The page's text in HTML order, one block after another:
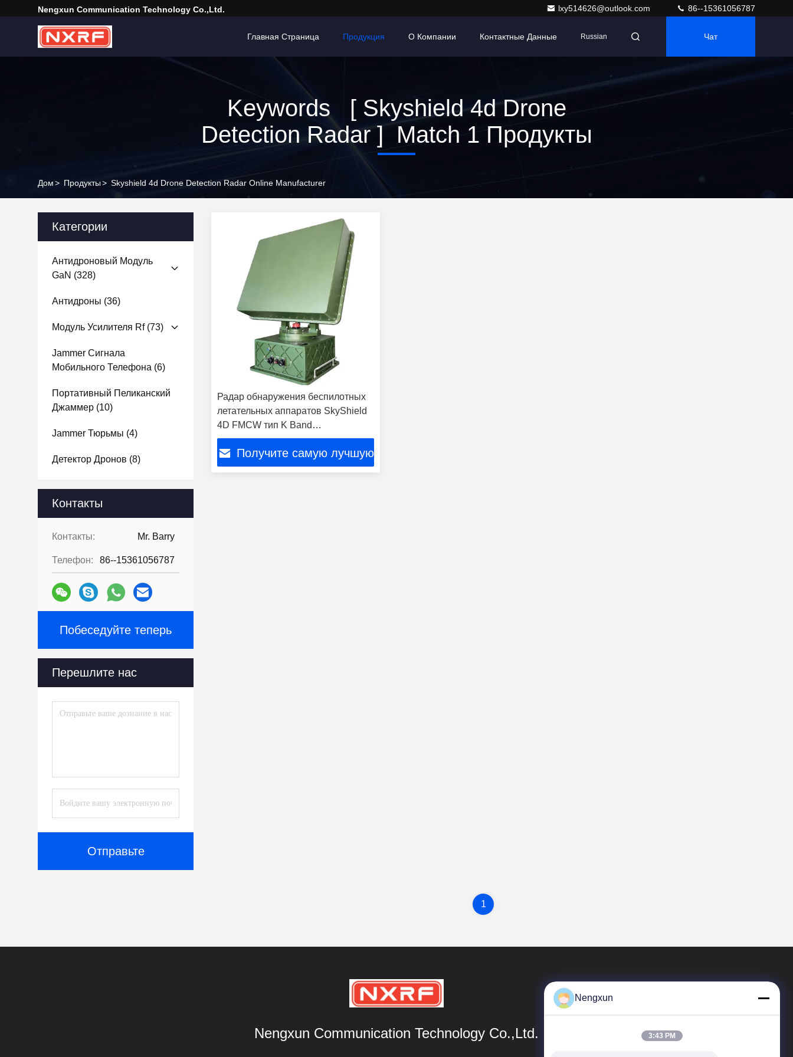
Nengxun Communication Technology Co.,Ltd. lxy514626@outlook.com 86--15361056787
Главная Страница Продукция О Компании Контактные Данные Russian Чат
Keywords [ Skyshield 4d Drone
Detection Radar ] Match 1 Продукты
Дом> Продукты> Skyshield 4d Drone Detection Radar Online Manufacturer
Категории
Антидроновый Модуль
GaN (328)
Антидроны (36)
Модуль Усилителя Rf(73)
Jammer Сигнала
Мобильного Телефона (6)
Портативный Пеликанский
Джаммер (10)
Jammer Тюрьмы (4)
Детектор Дронов (8)
Контакты
Контакты: Mr. Barry
Телефон: 86--15361056787
Побеседуйте теперь
Перешлите нас
Отправьте
Радар обнаружения беспилотных
летательных аппаратов SkyShield
4D FMCW тип K Band
Механическое сканирование с
GPS-позиционированием
Получите самую лучшую
1
Nengxun Communication Technology Co.,Ltd.
Nengxun
3:43 PM